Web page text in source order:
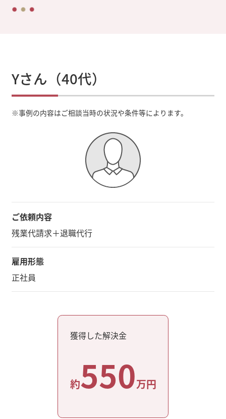
Yさん（40代）
※事例の内容はご相談当時の状況や条件等によります。
ご依頼内容
残業代請求＋退職代行
雇用形態
正社員
獲得した解決金
約550万円